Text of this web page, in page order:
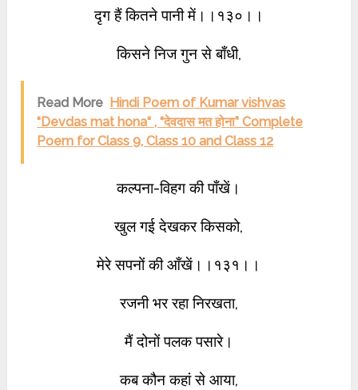
दृग हैं कितने पानी में।।१३०।।
किसने निज गुन से बाँधी,
Read More Hindi Poem of Kumar vishvas
“Devdas mat hona“ , “देवदास मत होना” Complete
Poem for Class 9, Class 10 and Class 12
कल्पना-विहग की पाँखें।
खुल गई देखकर किसको,
मेरे सपनों की आँखें।।१३१।।
रजनी भर रहा निरखता,
मैं दोनों पलक पसारे।
कब कौन कहां से आया,